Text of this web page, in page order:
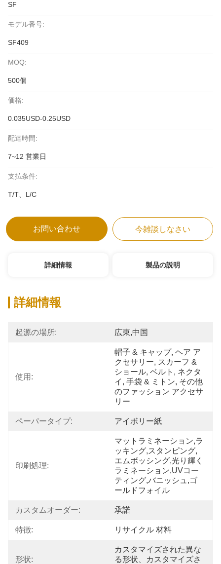
SF
モデル番号:
SF409
MOQ:
500個
価格:
0.035USD-0.25USD
配達時間:
7~12 営業日
支払条件:
T/T、L/C
お問い合わせ 今雑談しなさい
詳細情報 製品の説明
詳細情報
起源の場所: 広東,中国
使用:
帽子 & キャップ, ヘア ア
クセサリー, スカーフ &
ショール, ベルト, ネクタ
イ, 手袋 & ミトン, その他
のファッション アクセサ
リー
ペーパータイプ: アイボリー紙
印刷処理:
マットラミネーション,ラ
ッキング,スタンピング,
エムボッシング,光り輝く
ラミネーション,UVコー
ティング,バニッシュ,ゴ
ールドフォイル
カスタムオーダー: 承諾
特徴: リサイクル 材料
形状:
カスタマイズされた異な
る形状、カスタマイズさ